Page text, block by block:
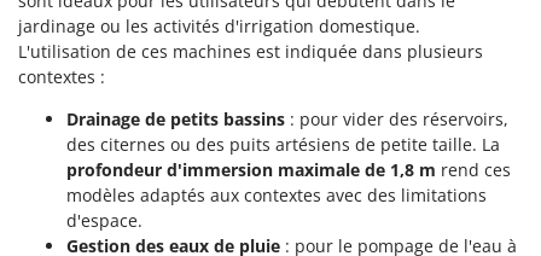
Oliviero
Olix
OMA
Omas
Ompagrill
Ooni
Oriental Koshin
jardinage ou les activités d'irrigation domestique.
L'utilisation de ces machines est indiquée dans plusieurs
contextes :
Drainage de petits bassins : pour vider des réservoirs,
des citernes ou des puits artésiens de petite taille. La
profondeur d'immersion maximale de 1,8 m rend ces
modèles adaptés aux contextes avec des limitations
d'espace.
Gestion des eaux de pluie : pour le pompage de l'eau à